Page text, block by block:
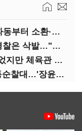
홍명보 선임 논란 2년…2024년 파동부터 소환·압색까지
(폴리스라인)'순환근무 방침'에 경찰은 삭발…"베테랑·수사력 보강 먼저"
'올공 시위' 2개월…집회 인원 줄었지만 체육관 봉쇄 계속
'신림동·서현역 칼부림' 뒤엔 기동순찰대…'장윤기 은폐·조작' 후엔 내부비리수사대